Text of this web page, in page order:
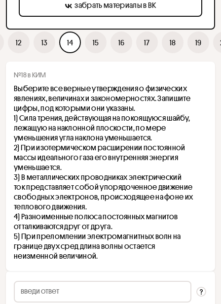
12 13 14 15 16 17 18 19
№18 в КИМ
Выберите все верные утверждения о физических
явлениях, величинах и закономерностях. Запишите
цифры, под которыми они указаны.
1) Сила трения, действующая на покоящуюся шайбу,
лежащую на наклонной плоскости, по мере
уменьшения угла наклона уменьшается.
2) При изотермическом расширении постоянной
массы идеального газа его внутренняя энергия
уменьшается.
3) В металлических проводниках электрический
ток представляет собой упорядоченное движение
свободных электронов, происходящее на фоне их
теплового движения.
4) Разноименные полюса постоянных магнитов
отталкиваются друг от друга.
5) При преломлении электромагнитных волн на
границе двух сред длина волны остается
неизменной величиной.
забрать материалы в ВК